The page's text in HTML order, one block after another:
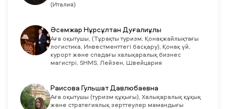
(Италия)
Әсемжар Нұрсұлтан Дуғалиұлы
Аға оқытушы, (Тұрақты туризм, Қонақжайлықтағы
логистика, Инвестменттегі басқару), Қонақ үй,
курорт және спадағы халықаралық бизнес
магистрі, SHMS, Лейзен, Швейцария
Раисова Гульшат Давлюбаевна
Aға оқытушы (туризм құқығы), Халықаралық құқық
және стратегиялық зерттеулер мамандығы